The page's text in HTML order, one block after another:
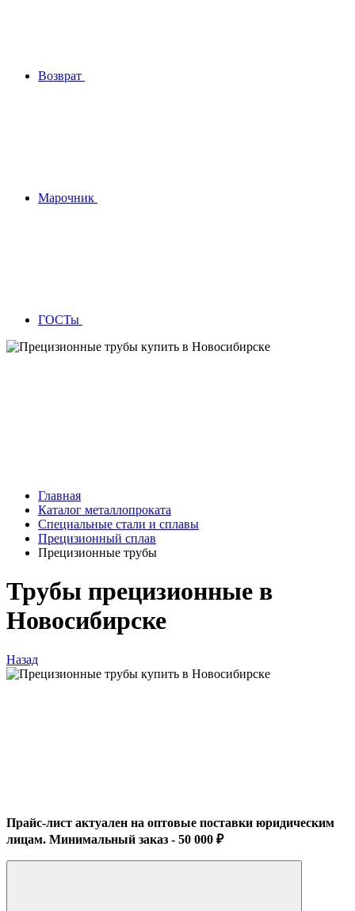
Возврат
Марочник
ГОСТы
Главная
Каталог металлопроката
Специальные стали и сплавы
Прецизионный сплав
Прецизионные трубы
Трубы прецизионные в
Новосибирске
Назад
Прайс-лист актуален на оптовые поставки юридическим
лицам. Минимальный заказ - 50 000 ₽